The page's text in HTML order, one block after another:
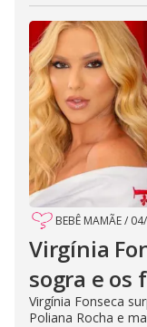
BEBÊ MAMÃE/
Virgínia
sogra e os
Virgínia Fonseca
Poliana Rocha e